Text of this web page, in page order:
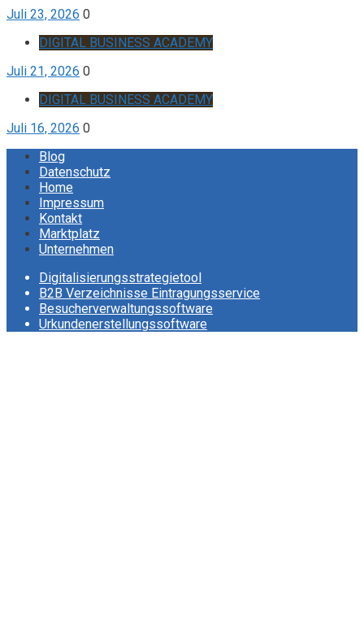
Juli 23, 2026 0
DIGITAL BUSINESS ACADEMY
Juli 21, 2026 0
DIGITAL BUSINESS ACADEMY
Juli 16, 2026 0
Blog
Datenschutz
Home
Impressum
Kontakt
Marktplatz
Unternehmen
Digitalisierungsstrategietool
B2B Verzeichnisse Eintragungsservice
Besucherverwaltungssoftware
Urkundenerstellungssoftware